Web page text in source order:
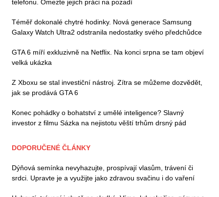
telefonu. Omezte jejich práci na pozadí
Téměř dokonalé chytré hodinky. Nová generace Samsung
Galaxy Watch Ultra2 odstranila nedostatky svého předchůdce
GTA 6 míří exkluzivně na Netflix. Na konci srpna se tam objeví
velká ukázka
Z Xboxu se stal investiční nástroj. Zítra se můžeme dozvědět,
jak se prodává GTA 6
Konec pohádky o bohatství z umělé inteligence? Slavný
investor z filmu Sázka na nejistotu věští trhům drsný pád
DOPORUČENÉ ČLÁNKY
Dýňová semínka nevyhazujte, prospívají vlasům, trávení či
srdci. Upravte je a využijte jako zdravou svačinu i do vaření